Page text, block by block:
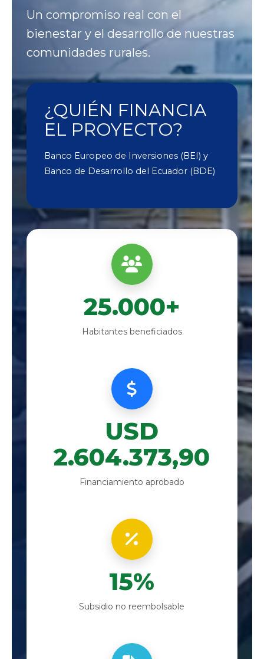
Un compromiso real con el
bienestar y el desarrollo de nuestras
comunidades rurales.
¿QUIÉN FINANCIA
EL PROYECTO?
Banco Europeo de Inversiones (BEI) y
Banco de Desarrollo del Ecuador (BDE)
25.000+
Habitantes beneficiados
USD
2.604.373,90
Financiamiento aprobado
15%
Subsidio no reembolsable